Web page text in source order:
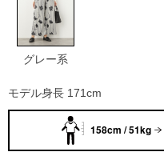
グレー系
モデル身長 171cm
158cm / 51kg